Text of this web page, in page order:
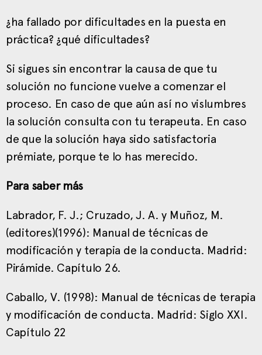
¿ha fallado por dificultades en la puesta en
práctica? ¿qué dificultades?
Si sigues sin encontrar la causa de que tu
solución no funcione vuelve a comenzar el
proceso. En caso de que aún así no vislumbres
la solución consulta con tu terapeuta. En caso
de que la solución haya sido satisfactoria
prémiate, porque te lo has merecido.
Para saber más
Labrador, F. J.; Cruzado, J. A. y Muñoz, M.
(editores)(1996): Manual de técnicas de
modificación y terapia de la conducta. Madrid:
Pirámide. Capítulo 26.
Caballo, V. (1998): Manual de técnicas de terapia
y modificación de conducta. Madrid: Siglo XXI.
Capítulo 22